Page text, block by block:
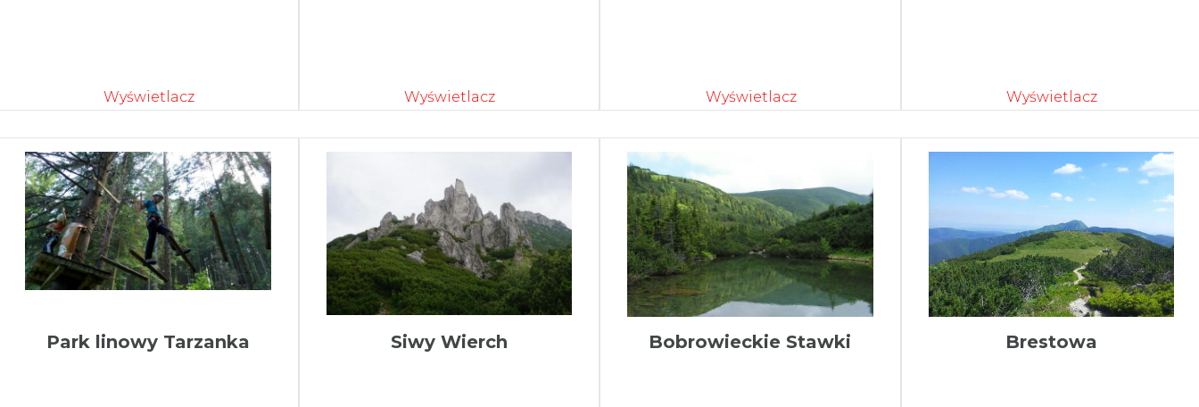
Wyświetlacz Wyświetlacz Wyświetlacz Wyświetlacz
Park linowy Tarzanka Siwy Wierch Bobrowieckie Stawki Brestowa